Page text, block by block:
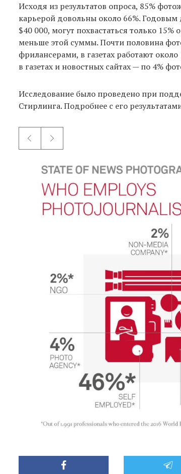
Исходя из результатов опроса, 85%
карьерой довольны около 66%.
$40 000, могут похвастаться только
меньше этой суммы. Почти половина
фрилансерами, в газетах работают
в газетах и новостных сайтах — по 4%
Исследование было проведено при
Стирлинга. Подробнее с его